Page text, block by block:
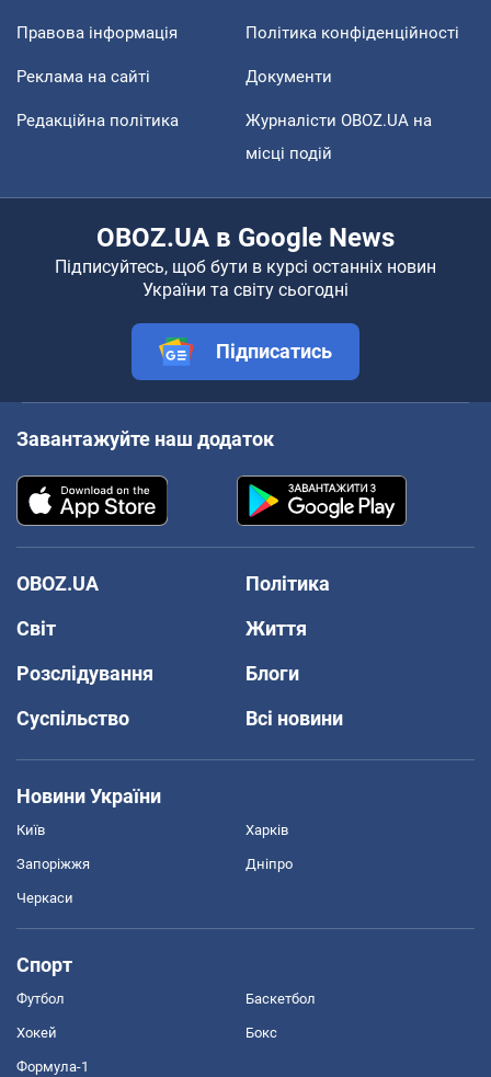
Правова інформація Політика конфіденційності
Реклама на сайті Документи
Редакційна політика
Журналісти OBOZ.UA на
місці подій
OBOZ.UA в Google News
Підписуйтесь, щоб бути в курсі останніх новин
України та світу сьогодні
Підписатись
Завантажуйте наш додаток
OBOZ.UA
Політика
Світ
Життя
Розслідування
Блоги
Суспільство
Всі новини
Новини України
Київ Харків
Запоріжжя Дніпро
Черкаси
Спорт
Футбол Баскетбол
Хокей Бокс
Формула-1